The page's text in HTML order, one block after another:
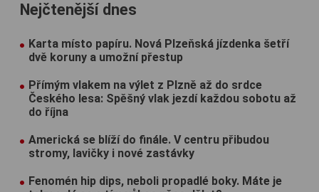
Nejčtenější dnes
Karta místo papíru. Nová Plzeňská jízdenka šetří
dvě koruny a umožní přestup
Přímým vlakem na výlet z Plzně až do srdce
Českého lesa: Spěšný vlak jezdí každou sobotu až
do října
Americká se blíží do finále. V centru přibudou
stromy, lavičky i nové zastávky
Fenomén hip dips, neboli propadlé boky. Máte je